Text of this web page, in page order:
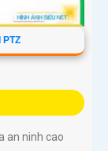
PTZ
an ninh cao